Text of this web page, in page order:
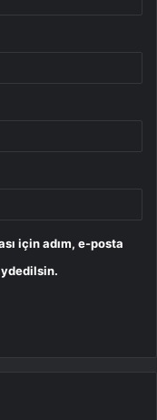
için adım, e-posta